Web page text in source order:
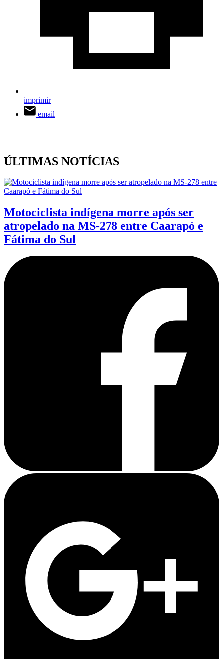
imprimir
email
ÚLTIMAS NOTÍCIAS
Motociclista indígena morre após ser
atropelado na MS-278 entre Caarapó e
Fátima do Sul